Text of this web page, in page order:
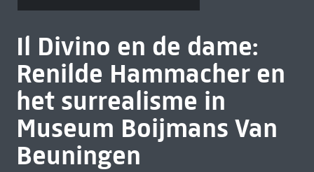
Il Divino en de dame:
Renilde Hammacher en
het surrealisme in
Museum Boijmans Van
Beuningen